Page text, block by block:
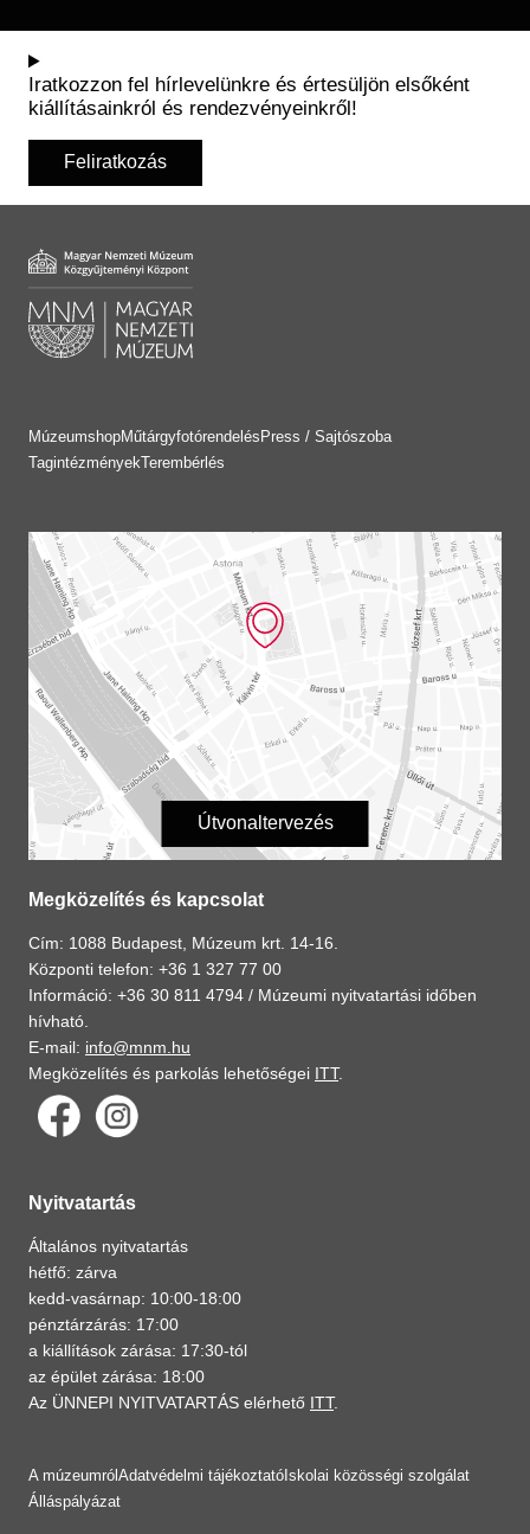
Iratkozzon fel hírlevelünkre és értesüljön elsőként
kiállításainkról és rendezvényeinkről!
Feliratkozás
MúzeumshopMűtárgyfotórendelés Press / Sajtószoba
TagintézményekTerembérlés
Útvonaltervezés
Megközelítés és kapcsolat
Cím: 1088 Budapest, Múzeum krt. 14-16.
Központi telefon: +36 1 327 77 00
Információ: +36 30 811 4794 / Múzeumi nyitvatartási időben
hívható.
E-mail: info@mnm.hu
Megközelítés és parkolás lehetőségei ITT.
Nyitvatartás
Általános nyitvatartás
hétfő: zárva
kedd-vasárnap: 10:00-18:00
pénztárzárás: 17:00
a kiállítások zárása: 17:30-tól
az épület zárása: 18:00
Az ÜNNEPI NYITVATARTÁS elérhető ITT.
A múzeumról Adatvédelmi tájékoztató Iskolai közösségi szolgálat
Álláspályázat